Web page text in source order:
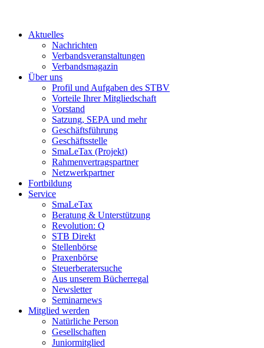
Aktuelles
Nachrichten
Verbandsveranstaltungen
Verbandsmagazin
Über uns
Profil und Aufgaben des STBV
Vorteile Ihrer Mitgliedschaft
Vorstand
Satzung, SEPA und mehr
Geschäftsführung
Geschäftsstelle
SmaLeTax (Projekt)
Rahmenvertragspartner
Netzwerkpartner
Fortbildung
Service
SmaLeTax
Beratung & Unterstützung
Revolution: Q
STB Direkt
Stellenbörse
Praxenbörse
Steuerberatersuche
Aus unserem Bücherregal
Newsletter
Seminarnews
Mitglied werden
Natürliche Person
Gesellschaften
Juniormitglied